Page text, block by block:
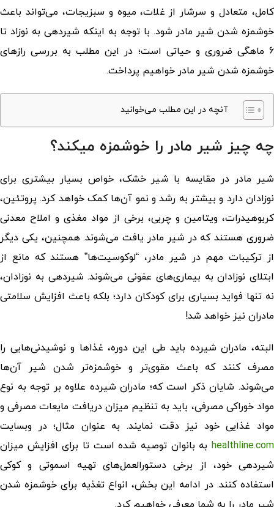
کامل، متعادل و سرشار از غلات، میوه و سبزیجات، می‌تواند باعث
خوشمزه شدن شیر مادر شود. با توجه به اینکه شیردهی به نوزاد تا
6 ماهگی ضروری و حیاتی است؛ در این مطلب به بررسی رازهای
خوشمزه شدن شیر مادر خواهیم پرداخت.
آنچه در این مطلب می‌خوانید
چه چیز شیر مادر را خوشمزه میکند؟
شیر مادر در مقایسه با شیر خشک، خواص بسیار بیشتری برای
نوزادان دارد و بیشتر به رشد و نمو آن‌ها کمک خواهد کرد. پروتئین،
کربوهیدرات، ویتامین و چربی، برخی از مواد مغذی و املاح معدنی
ضروری هستند که در شیر مادر یافت می‌شوند. همچنین، یکی دیگر
از ترکیبات مهم در شیر مادر، “لوکوسیت‌ها” هستند که مانع از
ابتلای نوزادان به بیماری‌های عفونی می‌شوند. شیردهی به نوزادان،
نه تنها فواید بسیاری برای کودکان دارد؛ بلکه باعث افزایش سلامتی
مادران نیز خواهد شد!
البته، مادران شیرده باید طی این دوره، غذاها و نوشیدنی‌هایی را
مصرف کنند که باعث مقوی‌تر و خوشمزه‌تر شدن شیر آن‌ها
می‌شوند. شایان ذکر است که؛ مادران شیرده علاوه بر توجه به نوع
مواد خوراکی مصرفی، باید به تنظیم میزان دریافت مایعات مصرفی و
مواد غذایی خود نیز دقت نمایند. به عنوان مثال؛ در وبسایت
healthline.com به بانوان توصیه شده است تا برای افزایش میزان
شیردهی خود، از برخی دستورالعمل‌های تهیه اسموتی و کوکی
استفاده کنند. در ادامه این بخش، انواع تغذیه برای خوشمزه شدن